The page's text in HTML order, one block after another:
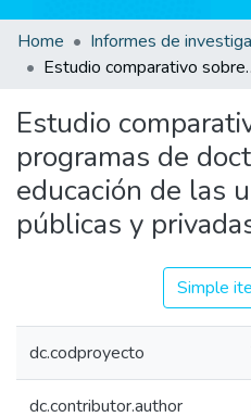
Communities & Collections
All of DSpace
Statistics
Home Informes de
Estudio comparativo sobre los
Estudio
programas de
educación de las
públicas y
Simple
dc.codproyecto
dc.contributor.author